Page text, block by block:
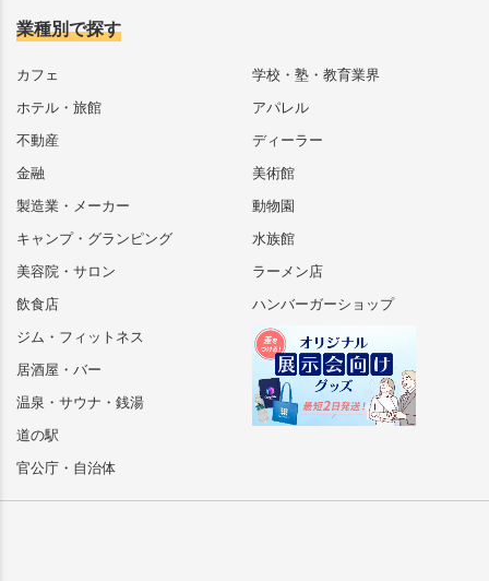
業種別で探す
カフェ
ホテル・旅館
不動産
金融
製造業・メーカー
キャンプ・グランピング
美容院・サロン
飲食店
ジム・フィットネス
居酒屋・バー
温泉・サウナ・銭湯
道の駅
官公庁・自治体
学校・塾・教育業界
アパレル
ディーラー
美術館
動物園
水族館
ラーメン店
ハンバーガーショップ